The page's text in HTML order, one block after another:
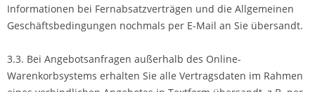
Informationen bei Fernabsatzverträgen und die Allgemeinen
Geschäftsbedingungen nochmals per E-Mail an Sie übersandt.
3.3. Bei Angebotsanfragen außerhalb des Online-
Warenkorbsystems erhalten Sie alle Vertragsdaten im Rahmen